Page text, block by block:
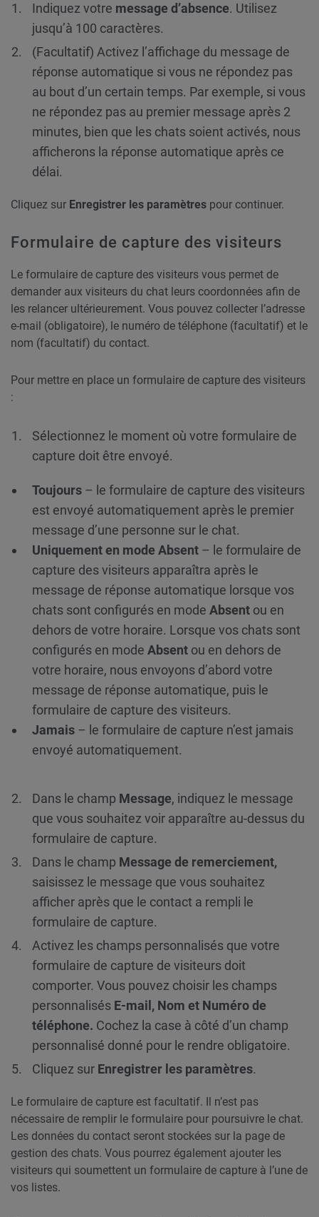
Indiquez votre message d’absence. Utilisez
jusqu’à 100 caractères.
(Facultatif) Activez l’affichage du message de
réponse automatique si vous ne répondez pas
au bout d’un certain temps. Par exemple, si vous
ne répondez pas au premier message après 2
minutes, bien que les chats soient activés, nous
afficherons la réponse automatique après ce
délai.
Cliquez sur Enregistrer les paramètres pour continuer.
Formulaire de capture des visiteurs
Le formulaire de capture des visiteurs vous permet de
demander aux visiteurs du chat leurs coordonnées afin de
les relancer ultérieurement. Vous pouvez collecter l’adresse
e-mail (obligatoire), le numéro de téléphone (facultatif) et le
nom (facultatif) du contact.
Pour mettre en place un formulaire de capture des visiteurs
:
Sélectionnez le moment où votre formulaire de
capture doit être envoyé.
Toujours – le formulaire de capture des visiteurs
est envoyé automatiquement après le premier
message d’une personne sur le chat.
Uniquement en mode Absent – le formulaire de
capture des visiteurs apparaîtra après le
message de réponse automatique lorsque vos
chats sont configurés en mode Absent ou en
dehors de votre horaire. Lorsque vos chats sont
configurés en mode Absent ou en dehors de
votre horaire, nous envoyons d’abord votre
message de réponse automatique, puis le
formulaire de capture des visiteurs.
Jamais – le formulaire de capture n’est jamais
envoyé automatiquement.
Dans le champ Message, indiquez le message
que vous souhaitez voir apparaître au-dessus du
formulaire de capture.
Dans le champ Message de remerciement,
saisissez le message que vous souhaitez
afficher après que le contact a rempli le
formulaire de capture.
Activez les champs personnalisés que votre
formulaire de capture de visiteurs doit
comporter. Vous pouvez choisir les champs
personnalisés E-mail, Nom et Numéro de
téléphone. Cochez la case à côté d’un champ
personnalisé donné pour le rendre obligatoire.
Cliquez sur Enregistrer les paramètres.
Le formulaire de capture est facultatif. Il n’est pas
nécessaire de remplir le formulaire pour poursuivre le chat.
Les données du contact seront stockées sur la page de
gestion des chats. Vous pourrez également ajouter les
visiteurs qui soumettent un formulaire de capture à l’une de
vos listes.